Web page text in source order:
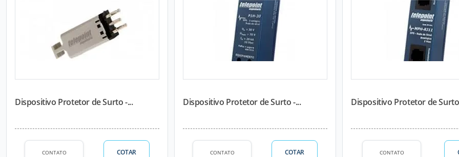
Dispositivo Protetor de Surto -...
CONTATO COTAR
Dispositivo Protetor de Surto -...
CONTATO COTAR
Dispositivo Protetor de
CONTATO